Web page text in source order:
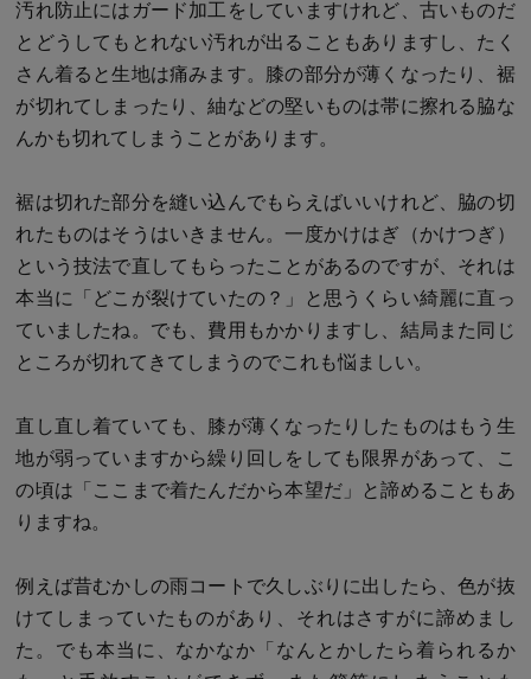
汚れ防止にはガード加工をしていますけれど、古いものだ
とどうしてもとれない汚れが出ることもありますし、たく
さん着ると生地は痛みます。膝の部分が薄くなったり、裾
が切れてしまったり、紬などの堅いものは帯に擦れる脇な
んかも切れてしまうことがあります。
裾は切れた部分を縫い込んでもらえばいいけれど、脇の切
れたものはそうはいきません。一度かけはぎ（かけつぎ）
という技法で直してもらったことがあるのですが、それは
本当に「どこが裂けていたの？」と思うくらい綺麗に直っ
ていましたね。でも、費用もかかりますし、結局また同じ
ところが切れてきてしまうのでこれも悩ましい。
直し直し着ていても、膝が薄くなったりしたものはもう生
地が弱っていますから繰り回しをしても限界があって、こ
の頃は「ここまで着たんだから本望だ」と諦めることもあ
りますね。
例えば昔むかしの雨コートで久しぶりに出したら、色が抜
けてしまっていたものがあり、それはさすがに諦めまし
た。でも本当に、なかなか「なんとかしたら着られるか